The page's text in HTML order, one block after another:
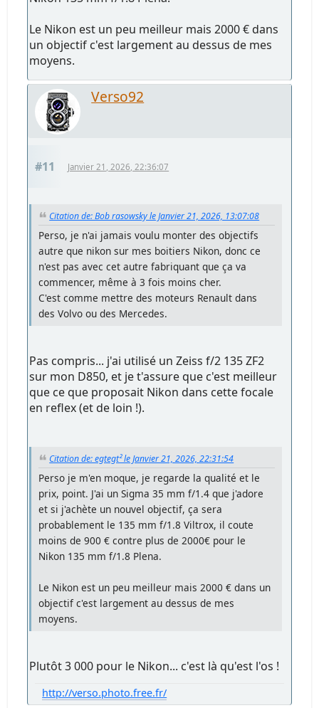
Le Nikon est un peu meilleur mais 2000 € dans
un objectif c'est largement au dessus de mes
moyens.
Verso92
#11 Janvier 21, 2026, 22:36:07
Citation de: Bob rasowsky le Janvier 21, 2026, 13:07:08
Perso, je n'ai jamais voulu monter des objectifs
autre que nikon sur mes boitiers Nikon, donc ce
n'est pas avec cet autre fabriquant que ça va
commencer, même à 3 fois moins cher.
C'est comme mettre des moteurs Renault dans
des Volvo ou des Mercedes.
Pas compris... j'ai utilisé un Zeiss f/2 135 ZF2
sur mon D850, et je t'assure que c'est meilleur
que ce que proposait Nikon dans cette focale
en reflex (et de loin !).
Citation de: egtegt² le Janvier 21, 2026, 22:31:54
Perso je m'en moque, je regarde la qualité et le
prix, point. J'ai un Sigma 35 mm f/1.4 que j'adore
et si j'achète un nouvel objectif, ça sera
probablement le 135 mm f/1.8 Viltrox, il coute
moins de 900 € contre plus de 2000€ pour le
Nikon 135 mm f/1.8 Plena.
Le Nikon est un peu meilleur mais 2000 € dans un
objectif c'est largement au dessus de mes
moyens.
Plutôt 3 000 pour le Nikon... c'est là qu'est l'os !
http://verso.photo.free.fr/